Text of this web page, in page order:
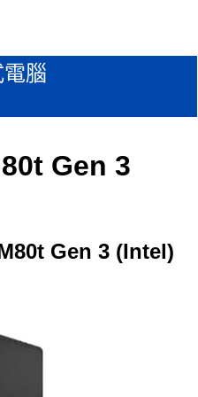
腦
Gen 3
Gen 3 (Intel)